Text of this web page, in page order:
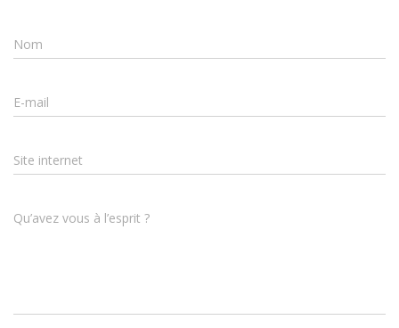
Nom
E-mail
Site internet
Qu’avez vous à l’esprit ?